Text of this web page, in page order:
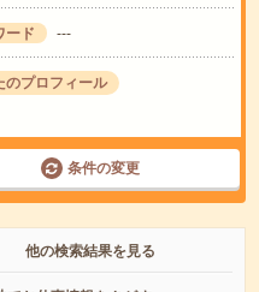
ード ---
のプロフィール
条件の変更
他の検索結果を見る